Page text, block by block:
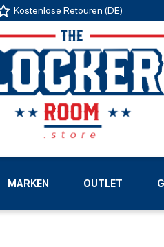
Kostenlose Retouren (DE)
MARKEN
LIGEN
OUTLET